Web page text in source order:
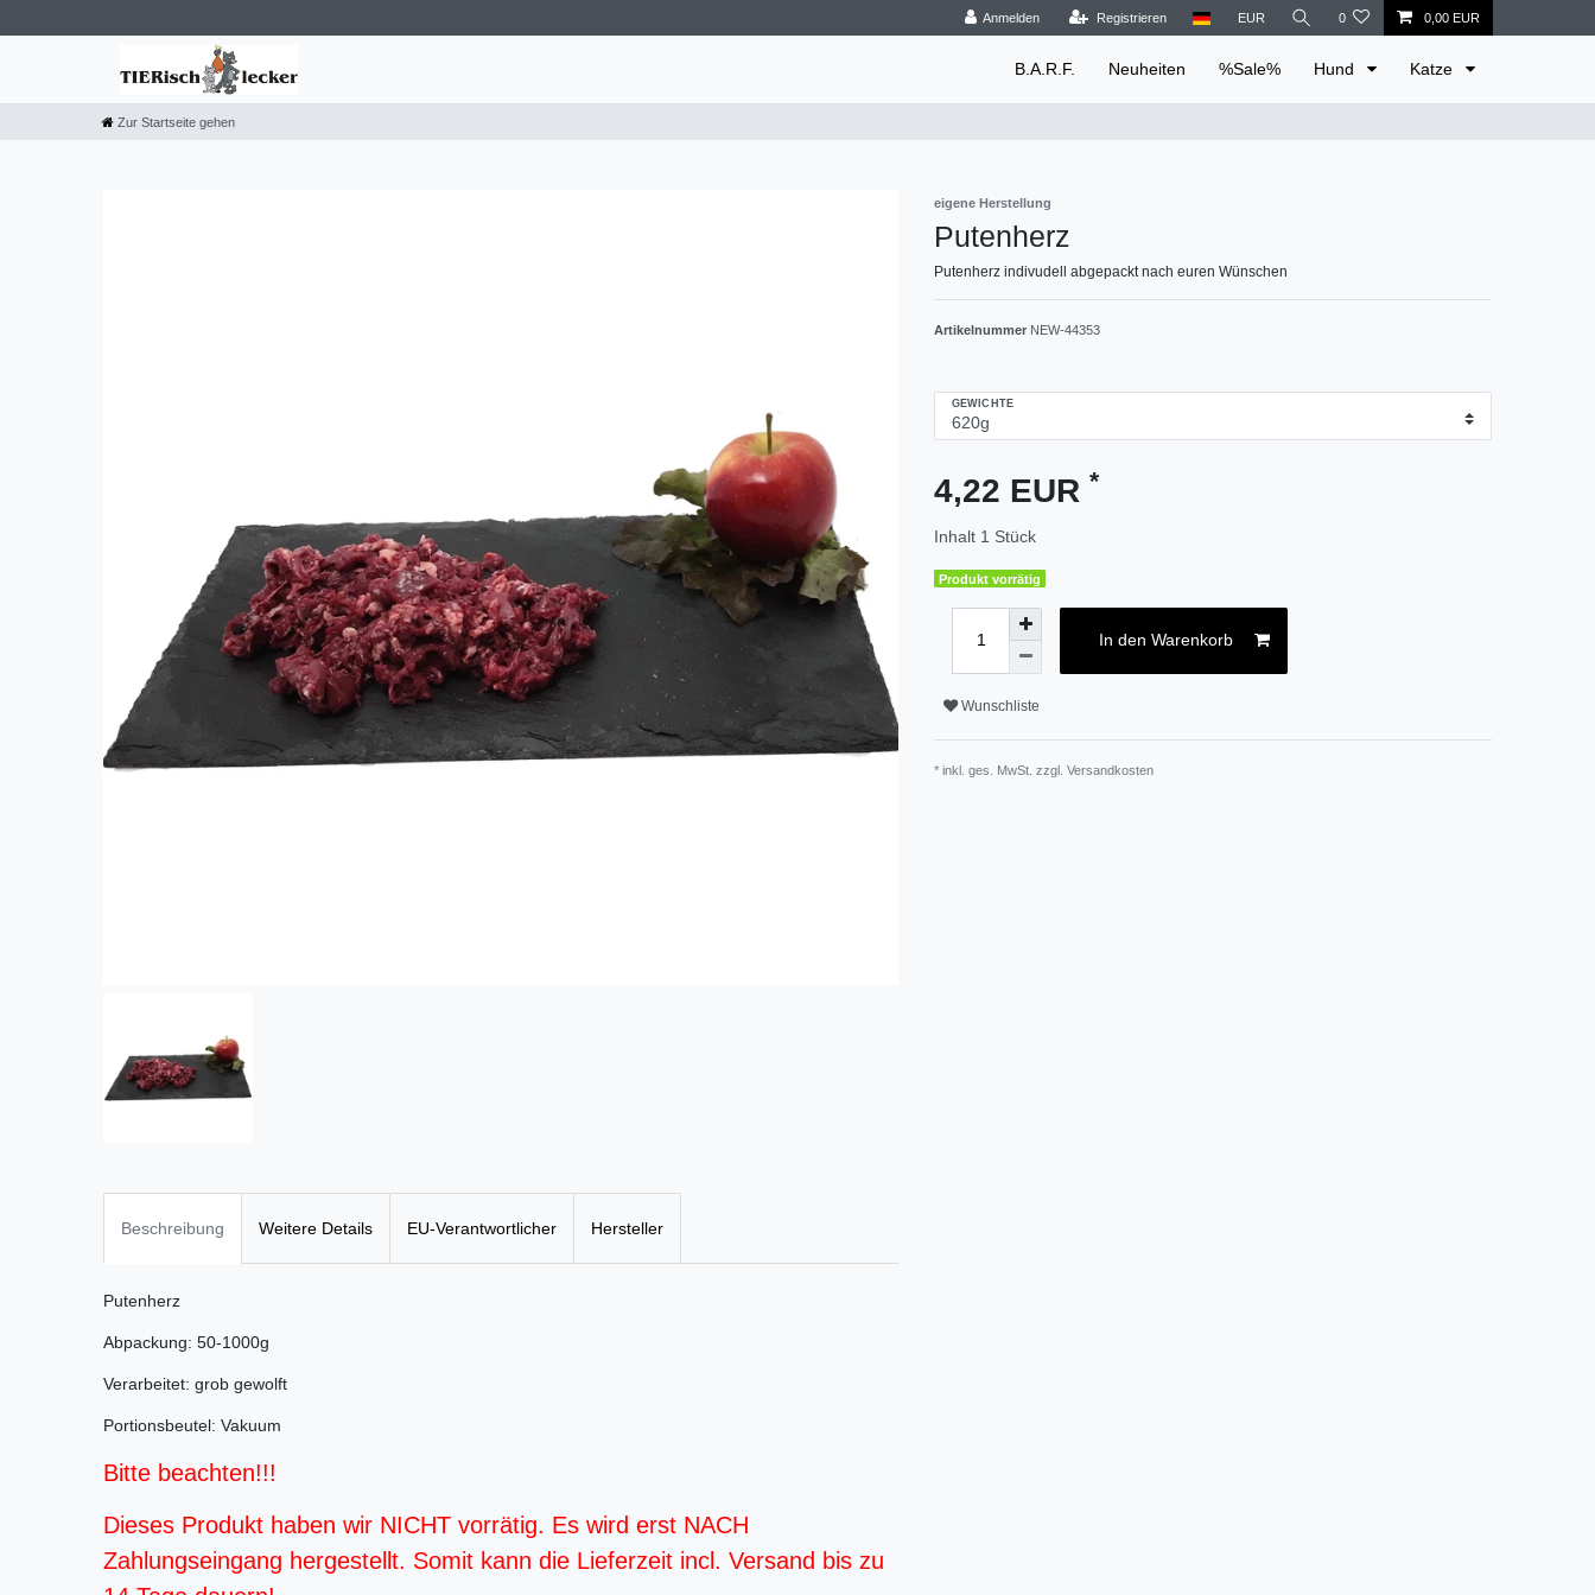
Anmelden Registrieren EUR 0 0,00 EUR
B.A.R.F. Neuheiten %Sale% Hund Katze
Zur Startseite gehen
eigene Herstellung
Putenherz
Putenherz indivudell abgepackt nach euren Wünschen
Artikelnummer NEW-44353
GEWICHTE
4,22 EUR *
Inhalt 1 Stück
Produkt vorrätig
In den Warenkorb
Wunschliste
* inkl. ges. MwSt. zzgl. Versandkosten
Beschreibung Weitere Details EU-Verantwortlicher Hersteller
Putenherz
Abpackung: 50-1000g
Verarbeitet: grob gewolft
Portionsbeutel: Vakuum
Bitte beachten!!!
Dieses Produkt haben wir NICHT vorrätig. Es wird erst NACH
Zahlungseingang hergestellt. Somit kann die Lieferzeit incl. Versand bis zu